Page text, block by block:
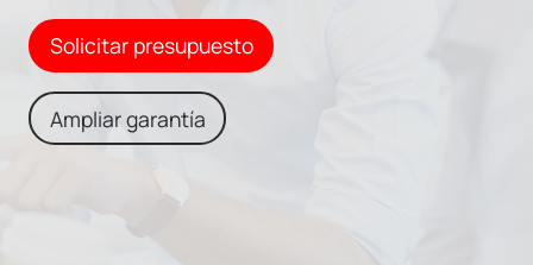
Solicitar presupuesto
Ampliar garantía